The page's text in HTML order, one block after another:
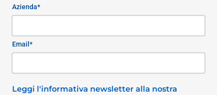
Azienda*
Email*
Leggi l'informativa newsletter alla nostra